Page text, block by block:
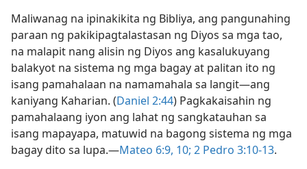
Maliwanag na ipinakikita ng Bibliya, ang pangunahing
paraan ng pakikipagtalastasan ng Diyos sa mga tao,
na malapit nang alisin ng Diyos ang kasalukuyang
balakyot na sistema ng mga bagay at palitan ito ng
isang pamahalaan na namamahala sa langit​—ang
kaniyang Kaharian. (Daniel 2:44) Pagkakaisahin ng
pamahalaang iyon ang lahat ng sangkatauhan sa
isang mapayapa, matuwid na bagong sistema ng mga
bagay dito sa lupa.​—Mateo 6:9, 10; 2 Pedro 3:10-13.